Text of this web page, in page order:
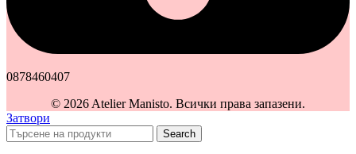
0878460407
© 2026 Atelier Manisto. Всички права запазени.
Затвори
Search